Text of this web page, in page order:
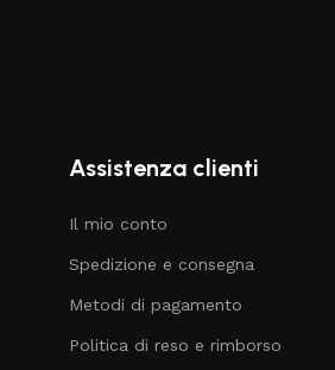
Assistenza clienti
Il mio conto
Spedizione e consegna
Metodi di pagamento
Politica di reso e rimborso